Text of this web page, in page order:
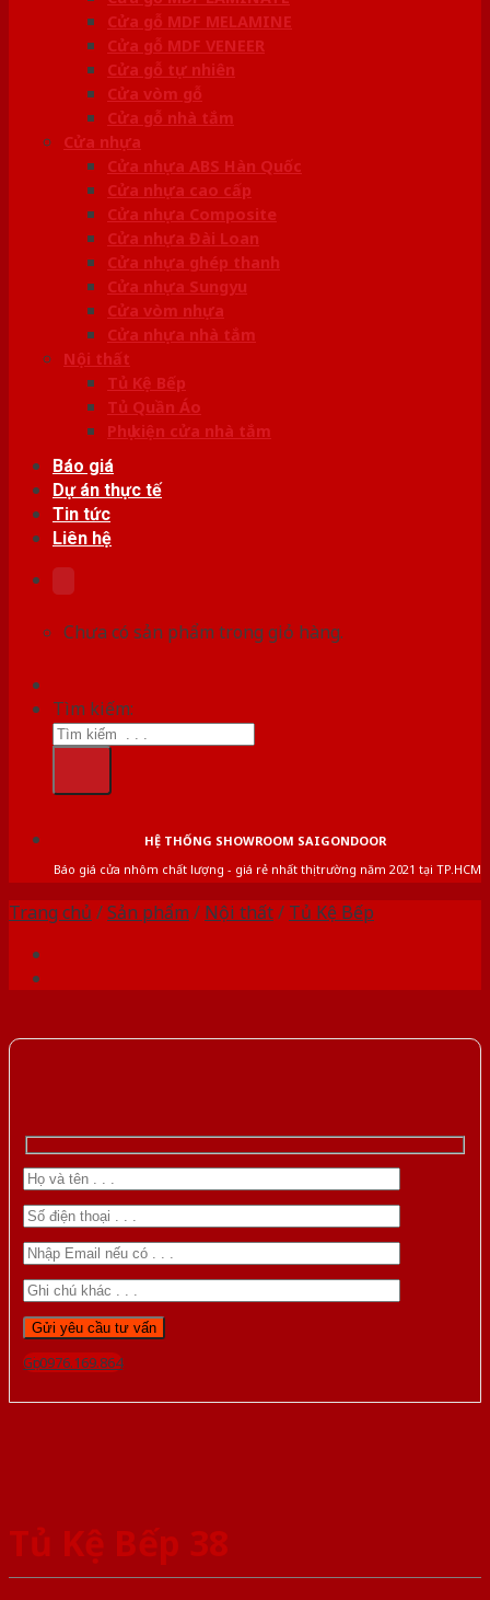
Cửa gỗ MDF MELAMINE
Cửa gỗ MDF VENEER
Cửa gỗ tự nhiên
Cửa vòm gỗ
Cửa gỗ nhà tắm
Cửa nhựa
Cửa nhựa ABS Hàn Quốc
Cửa nhựa cao cấp
Cửa nhựa Composite
Cửa nhựa Đài Loan
Cửa nhựa ghép thanh
Cửa nhựa Sungyu
Cửa vòm nhựa
Cửa nhựa nhà tắm
Nội thất
Tủ Kệ Bếp
Tủ Quần Áo
Phụ kiện cửa nhà tắm
Báo giá
Dự án thực tế
Tin tức
Liên hệ
Chưa có sản phẩm trong giỏ hàng.
Tìm kiếm:
HỆ THỐNG SHOWROOM SAIGONDOOR
Báo giá cửa nhôm chất lượng - giá rẻ nhất thị trường năm 2021 tại TP.HCM
Trang chủ /Sản phẩm / Nội thất/ Tủ Kệ Bếp
Gọi 0976.169.864
Tủ Kệ Bếp 38